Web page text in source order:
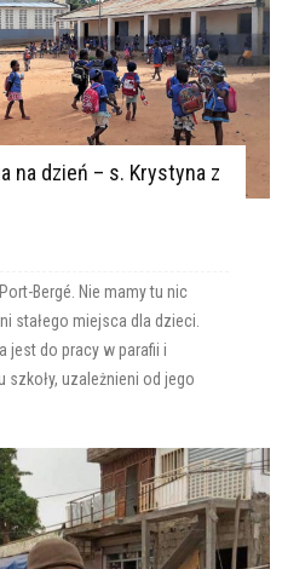
na dzień – s. Krystyna z
Bergé. Nie mamy tu nic
stałego miejsca dla dzieci.
jest do pracy w parafii i
szkoły, uzależnieni od jego